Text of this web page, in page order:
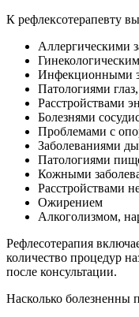
К рефлексотерапевту
Аллергическими
Инфекционными
Патологиями
Расстройствами
Болезнями
Проблемами с
Заболеваниями
Патологиями
Кожными
Расстройствами
Ожирением
Алкоголизмом,
Рефлесотерапия
количество процедур
после консультации.
Насколько болезненны